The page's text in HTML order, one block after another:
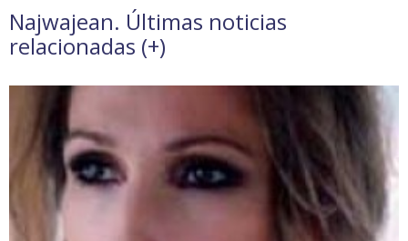
Najwajean. Últimas noticias
relacionadas (+)